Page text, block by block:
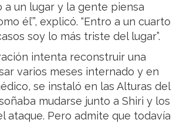
a un lugar y la gente piensa
él’”, explicó. “Entro a un cuarto
soy lo más triste del lugar”.
intenta reconstruir una
varios meses internado y en
se instaló en las Alturas del
mudarse junto a Shiri y los
ataque. Pero admite que todavía